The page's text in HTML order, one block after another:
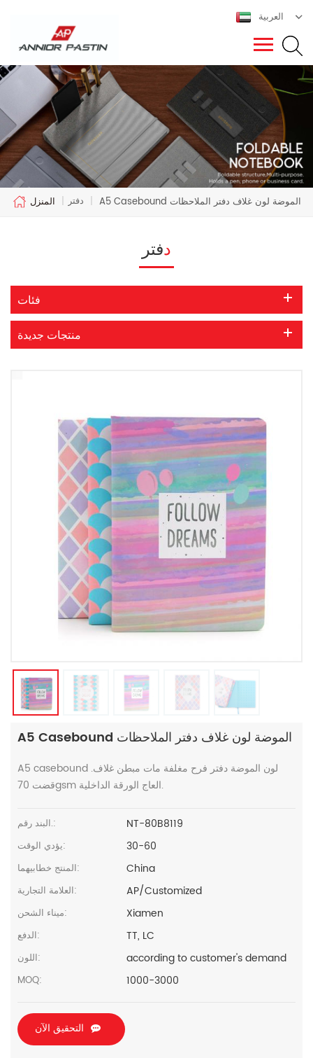
العربية
المنزل | دفتر | A5 Casebound الموضة لون غلاف دفتر الملاحظات
دفتر
فئات
منتجات جديدة
A5 Casebound الموضة لون غلاف دفتر الملاحظات
A5 casebound لون الموضة دفتر فرح مغلفة مات مبطن غلاف.
قضت 70gsm العاج الورقة الداخلية.
البند رقم.: NT-80B8119
يؤدي الوقت: 30-60
المنتج خطابيهما: China
العلامة التجارية: AP/Customized
ميناء الشحن: Xiamen
الدفع: TT, LC
اللون: according to customer's demand
MOQ: 1000-3000
التحقيق الآن